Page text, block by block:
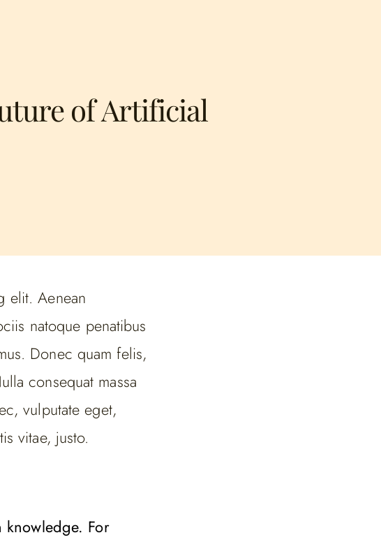
of Artificial
elit. Aenean
natoque penatibus
Donec quam felis,
consequat massa
vulputate eget,
vitae, justo.
For